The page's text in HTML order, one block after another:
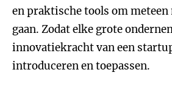
en praktische tools om meteen
gaan. Zodat elke grote
innovatiekracht van een
introduceren en toepassen.